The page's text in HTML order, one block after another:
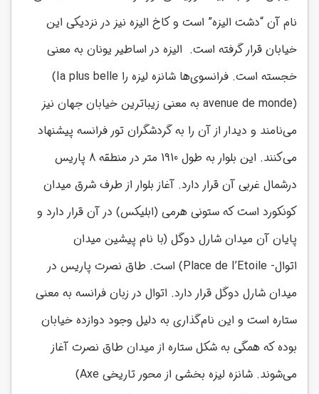
نام آن “دشت الیزه” است و کاخ الیزه نیز در نزدیکی این
خیابان قرار گرفته است. الیزه در اساطیر یونان به معنی
خجسته است. فرانسوی‌ها شانزه لیزه را (Ia plus belle
avenue de monde) به معنی زیباترین خیابان جهان نیز
می‌نامند و دیدار از آن را به گردشگران تور فرانسه پیشنهاد
می‌کنند. این بلوار به طول 1910 متر در منطقه 8 پاریس
درشمال غربی آن قرار دارد. آغاز بلوار از طرف شرق میدان
کونکورد است که ستونی هرمی (ابلیکس) در آن قرار دارد و
پایان آن میدان شارل دوگل (با نام پیشین میدان
اتوال- Place de I’Etoile) است. طاق نصرت پاریس در
میدان شارل دوگل قرار دارد. اتوال در زبان فرانسه به معنی
ستاره است و این نام‌گذاری به دلیل وجود دوازده خیابان
بوده که همگی به شکل ستاره از میدان طاق نصرت آغاز
می‌شوند. شانزه لیزه بخشی از محور تاریخی (Axe